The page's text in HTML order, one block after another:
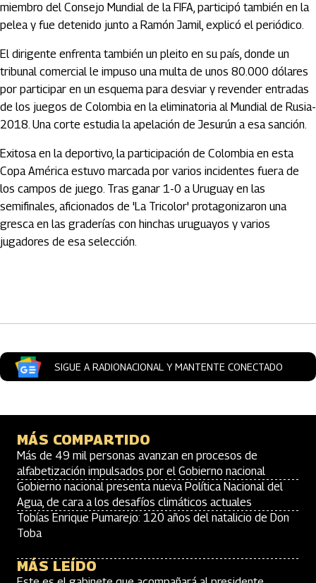
miembro del Consejo Mundial de la FIFA, participó también en la
pelea y fue detenido junto a Ramón Jamil, explicó el periódico.
El dirigente enfrenta también un pleito en su país, donde un
tribunal comercial le impuso una multa de unos 80.000 dólares
por participar en un esquema para desviar y revender entradas
de los juegos de Colombia en la eliminatoria al Mundial de Rusia-
2018. Una corte estudia la apelación de Jesurún a esa sanción.
Exitosa en la deportivo, la participación de Colombia en esta
Copa América estuvo marcada por varios incidentes fuera de
los campos de juego. Tras ganar 1-0 a Uruguay en las
semifinales, aficionados de 'La Tricolor' protagonizaron una
gresca en las graderías con hinchas uruguayos y varios
jugadores de esa selección.
SIGUE A RADIONACIONAL Y MANTENTE CONECTADO
MÁS COMPARTIDO
Más de 49 mil personas avanzan en procesos de
alfabetización impulsados por el Gobierno nacional
Gobierno nacional presenta nueva Política Nacional del
Agua, de cara a los desafíos climáticos actuales
Tobías Enrique Pumarejo: 120 años del natalicio de Don
Toba
MÁS LEÍDO